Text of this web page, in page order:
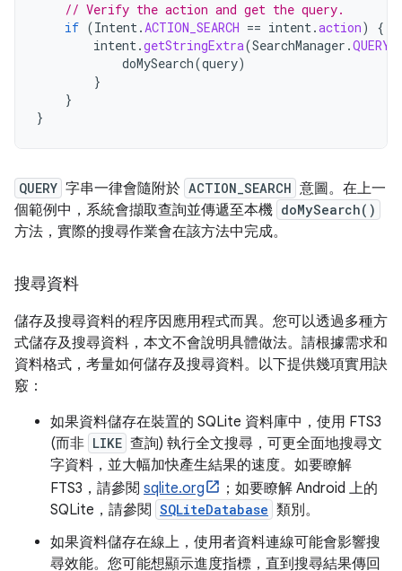
// Verify the action and get the query.
if (Intent.ACTION_SEARCH == intent.action)
{
intent.getStringExtra(SearchManager .QUERY
doMySearch(query)
}
}
}
QUERY 字串一律會隨附於 ACTION_SEARCH 意圖。在上一
個範例中，系統會擷取查詢並傳遞至本機 doMySearch()
方法，實際的搜尋作業會在該方法中完成。
搜尋資料
儲存及搜尋資料的程序因應用程式而異。您可以透過多種方
式儲存及搜尋資料，本文不會說明具體做法。請根據需求和
資料格式，考量如何儲存及搜尋資料。以下提供幾項實用訣
竅：
如果資料儲存在裝置的 SQLite 資料庫中，使用 FTS3
(而非 LIKE 查詢) 執行全文搜尋，可更全面地搜尋文
字資料，並大幅加快產生結果的速度。如要瞭解
FTS3，請參閱 sqlite.org
；如要瞭解 Android 上的
SQLite，請參閱 SQLiteDatabase 類別。
如果資料儲存在線上，使用者資料連線可能會影響搜
尋效能。您可能想顯示進度指標，直到搜尋結果傳回